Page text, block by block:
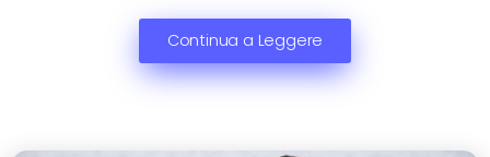
Continua a Leggere